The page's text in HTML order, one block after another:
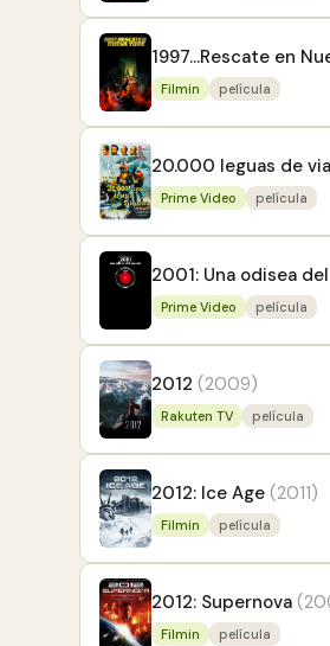
1997...Rescate en
Filmin película
20.000 leguas de
Prime Video película
2001: Una odisea
Prime Video película
2012 (2009)
Rakuten TV película
2012: Ice Age (2011)
Filmin película
2012: Supernova
Filmin película